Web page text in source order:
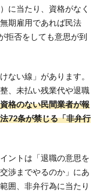
に当たり、資格がなく
期雇用であれば民法
拒否をしても意思が到
ない線」があります。
、未払い残業代や退職
格のない民間業者が報
72条が禁じる「非弁行
ントは「退職の意思を
渉までやるのか」にあ
囲、非弁行為に当たり